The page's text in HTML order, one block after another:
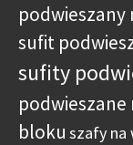
podwieszany
sufit
sufity
podwieszane
bloku szafy na